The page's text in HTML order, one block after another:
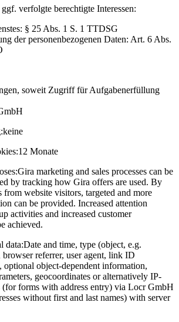
verfolgte berechtigte Interessen:
§ 25 Abs. 1 S. 1 TTDSG
der personenbezogenen Daten: Art. 6 Abs.
soweit Zugriff für Aufgabenerfüllung
keine
12 Monate
Gira marketing and sales processes can be
by tracking how Gira offers are used. By
from website visitors, targeted and more
can be provided. Increased attention
activities and increased customer
achieved.
data:Date and time, type (object, e.g.
referrer, user agent, link ID
object-dependent information,
geocoordinates or alternatively IP-
(for forms with address entry) via Locr GmbH
without first and last names) with server